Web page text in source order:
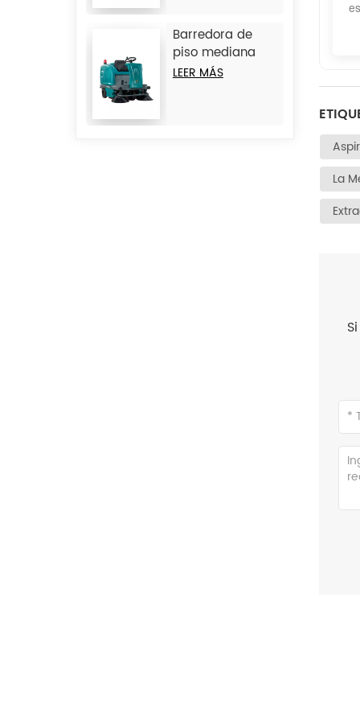
M17
Barredora de
piso mediana
con operador a
LEER MÁS
La